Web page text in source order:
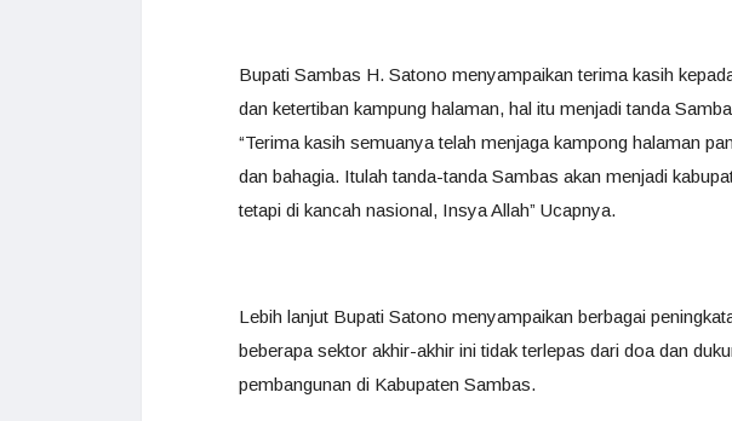
Bupati Sambas H. Satono menyampaikan terima kasih
dan ketertiban kampung halaman, hal itu menjadi tanda
“Terima kasih semuanya telah menjaga kampong halaman
dan bahagia. Itulah tanda-tanda Sambas akan menjadi
tetapi di kancah nasional, Insya Allah” Ucapnya.
Lebih lanjut Bupati Satono menyampaikan berbagai
beberapa sektor akhir-akhir ini tidak terlepas dari doa dan
pembangunan di Kabupaten Sambas.